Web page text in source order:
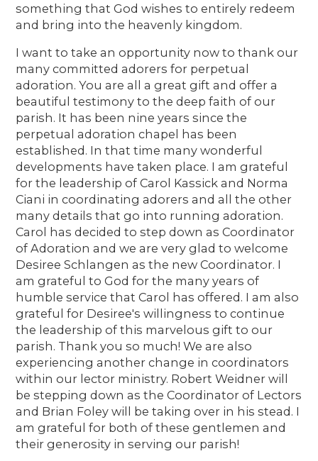
something that God wishes to entirely redeem
and bring into the heavenly kingdom.
I want to take an opportunity now to thank our
many committed adorers for perpetual
adoration. You are all a great gift and offer a
beautiful testimony to the deep faith of our
parish. It has been nine years since the
perpetual adoration chapel has been
established. In that time many wonderful
developments have taken place. I am grateful
for the leadership of Carol Kassick and Norma
Ciani in coordinating adorers and all the other
many details that go into running adoration.
Carol has decided to step down as Coordinator
of Adoration and we are very glad to welcome
Desiree Schlangen as the new Coordinator. I
am grateful to God for the many years of
humble service that Carol has offered. I am also
grateful for Desiree's willingness to continue
the leadership of this marvelous gift to our
parish. Thank you so much! We are also
experiencing another change in coordinators
within our lector ministry. Robert Weidner will
be stepping down as the Coordinator of Lectors
and Brian Foley will be taking over in his stead. I
am grateful for both of these gentlemen and
their generosity in serving our parish!